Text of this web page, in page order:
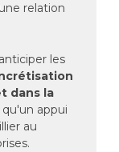
relation
les
dans la
qu'un appui
au